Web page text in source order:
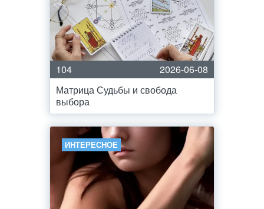
104
2026-06-08
Матрица Судьбы и свобода
выбора
ИНТЕРЕСНОЕ